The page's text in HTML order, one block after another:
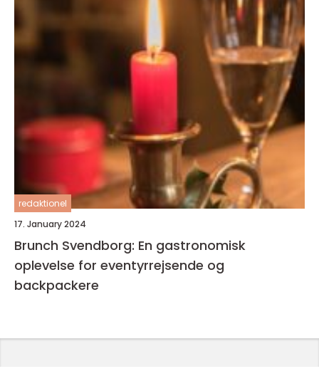
redaktionel
17. January 2024
Brunch Svendborg: En gastronomisk
oplevelse for eventyrrejsende og
backpackere